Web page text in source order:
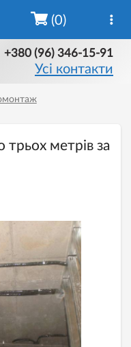
+380 (96) 346-15-91
Усі контакти
(0)
метрів за